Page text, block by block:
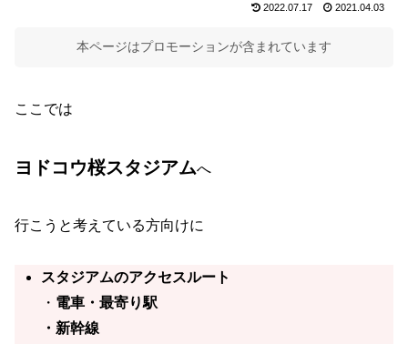
2022.07.17 2021.04.03
本ページはプロモーションが含まれています
ここでは
ヨドコウ桜スタジアムへ
行こうと考えている方向けに
スタジアムのアクセスルート
・ 電車・最寄り駅
・新幹線